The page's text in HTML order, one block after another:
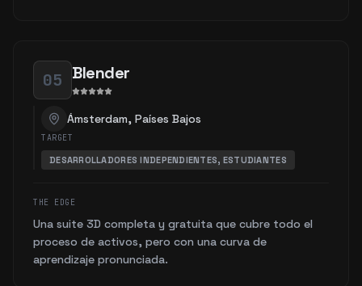
05 Blender
Ámsterdam, Países Bajos
TARGET
DESARROLLADORES INDEPENDIENTES, ESTUDIANTES
THE EDGE
Una suite 3D completa y gratuita que cubre todo el
proceso de activos, pero con una curva de
aprendizaje pronunciada.